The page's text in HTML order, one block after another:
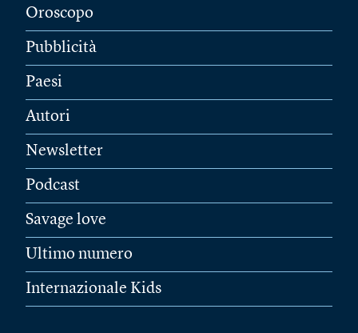
Oroscopo
Pubblicità
Paesi
Autori
Newsletter
Podcast
Savage love
Ultimo numero
Internazionale Kids